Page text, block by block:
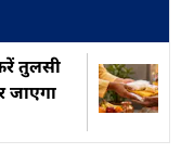
तुलसी
जाएगा